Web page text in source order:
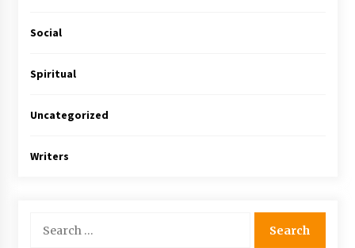
Social
Spiritual
Uncategorized
Writers